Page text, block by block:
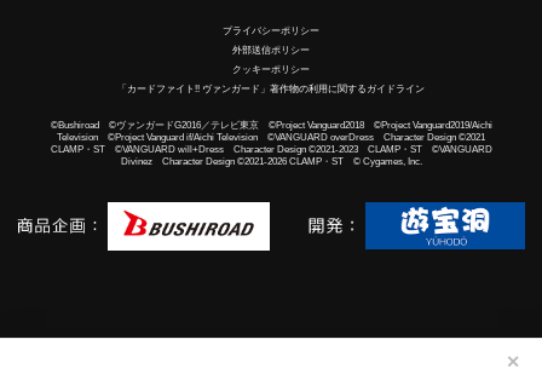
✕
プライバシーポリシー
外部送信ポリシー
クッキーポリシー
「カードファイト!! ヴァンガード」著作物の利用に関するガイドライン
©Bushiroad ©ヴァンガードG2016／テレビ東京 ©Project Vanguard2018 ©Project Vanguard2019/Aichi
Television ©Project Vanguard if/Aichi Television ©VANGUARD overDress Character Design ©2021
CLAMP・ST ©VANGUARD will+Dress Character Design ©2021-2023 CLAMP・ST ©VANGUARD
Divinez Character Design ©2021-2026 CLAMP・ST © Cygames, Inc.